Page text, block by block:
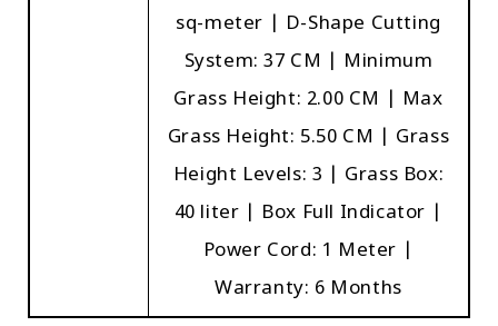
sq-meter | D-Shape Cutting
System: 37 CM | Minimum
Grass Height: 2.00 CM | Max
Grass Height: 5.50 CM | Grass
Height Levels: 3 | Grass Box:
40 liter | Box Full Indicator |
Power Cord: 1 Meter |
Warranty: 6 Months